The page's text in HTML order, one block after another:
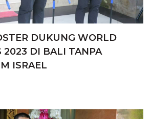
DUKUNG WORLD
2023 DI BALI TANPA
ISRAEL